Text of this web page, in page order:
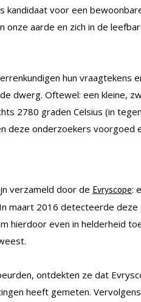
kandidaat voor een
onze aarde en zich in de
hun vraagtekens
dwerg. Oftewel: een kleine,
2780 graden Celsius (in
deze onderzoekers
verzameld door de Evryscope:
maart 2016 detecteerde
hierdoor even in helderheid
ontdekten ze dat
heeft gemeten.